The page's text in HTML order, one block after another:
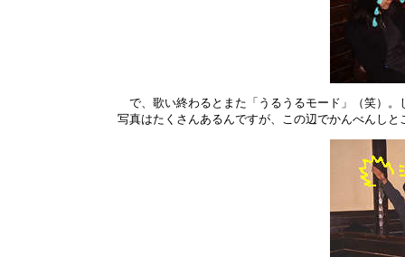
で、歌い終わるとまた「うるうるモード」（笑）。
写真はたくさんあるんですが、この辺でかんべんしと